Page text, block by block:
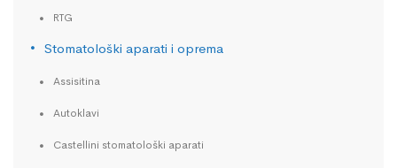
RTG
Stomatološki aparati i oprema
Assisitina
Autoklavi
Castellini stomatološki aparati